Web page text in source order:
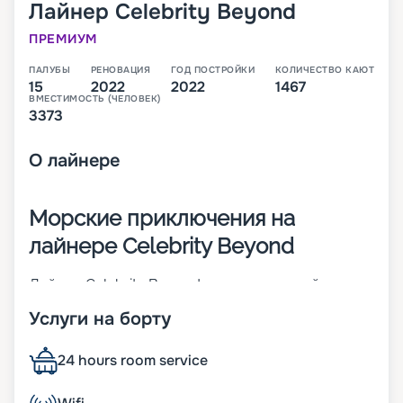
Лайнер Celebrity Beyond
ПРЕМИУМ
ПАЛУБЫ
15
РЕНОВАЦИЯ
2022
ГОД ПОСТРОЙКИ
2022
КОЛИЧЕСТВО КАЮТ
1467
ВМЕСТИМОСТЬ (ЧЕЛОВЕК)
3373
О лайнере
Морские приключения на
лайнере Celebrity Beyond
Лайнер Celebrity Beyond – судно постройки 2022
метров и ширину 39 метров. На судне
оснащена всеми необходимыми удобствами и
различными заведениями, которые скрасят
досуг. На теплоходе могут разместиться 3260
Услуги на борту
24 hours room service